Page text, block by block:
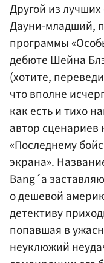
Другой из
Дауни-младший,
программы
дебюте Шейна
(хотите,
что вполне
как есть и тихо
автор
«Последнему
экрана».
Bang´a
о дешевой
детективу
попавшая в
неуклюжий